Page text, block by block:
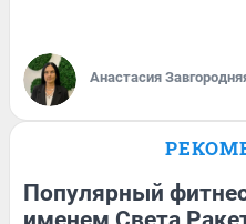
Анастасия
Популярный